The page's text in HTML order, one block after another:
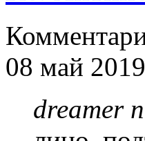
08 май
dreamer